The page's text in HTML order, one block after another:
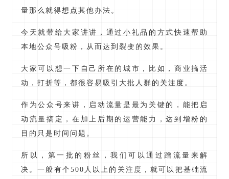
量那么就得想点其他办法。
今天就带给大家讲讲，通过小礼品的方式快速帮助
本地公众号吸粉，从而达到裂变的效果。
大家可以想一下自己所在的城市，比如，商业搞活
动，打折等，都很容易吸引大批人群的关注度。
作为公众号来讲，启动流量是最为关键的，能把启
动流量搞定，在加上后期的运营能力，达到增粉的
目的只是时间问题。
所以，第一批的粉丝，我们可以通过蹭流量来解
决。一般有个500人以上的关注度，就可以把基础流